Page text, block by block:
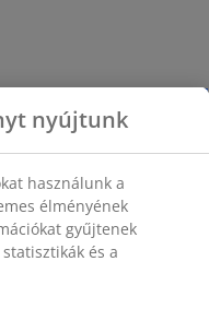
nyújtunk
használunk a
élményének
gyűjtenek
és a